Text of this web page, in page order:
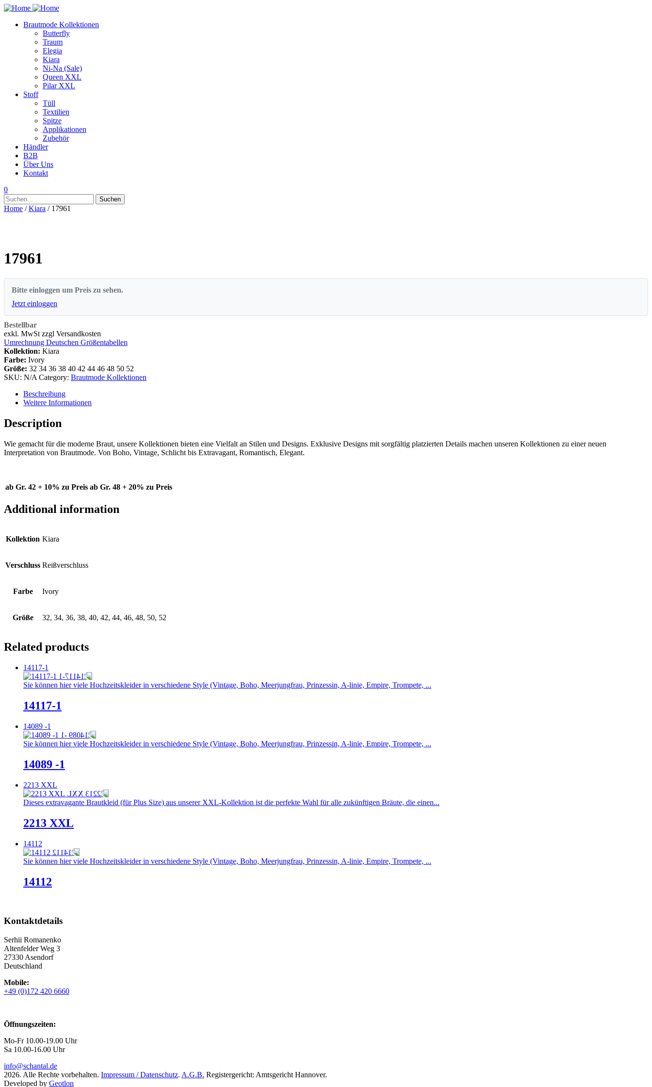
Brautmode Kollektionen
Butterfly
Traum
Elegia
Kiara
Ni-Na (Sale)
Queen XXL
Pilar XXL
Stoff
Tüll
Textilien
Spitze
Applikationen
Zubehör
Händler
B2B
Über Uns
Kontakt
0
Suchen
nach:
Suchen
Home /Kiara / 17961
17961
Bitte einloggen um Preis zu sehen.
Jetzt einloggen
Bestellbar
exkl. MwSt zzgl Versandkosten
Umrechnung Deutschen Größentabellen
Kollektion: Kiara
Farbe: Ivory
Größe: 32 34 36 38 40 42 44 46 48 50 52
SKU: N/A Category: Brautmode Kollektionen
Beschreibung
Weitere Informationen
Description
Wie gemacht für die moderne Braut, unsere Kollektionen bieten eine Vielfalt an Stilen und Designs. Exklusive Designs mit sorgfältig platzierten Details machen unseren Kollektionen zu einer neuen
Interpretation von Brautmode. Von Boho, Vintage, Schlicht bis Extravagant, Romantisch, Elegant.
ab Gr. 42 + 10% zu Preis ab Gr. 48 + 20% zu Preis
Additional information
Kollektion Kiara
Verschluss Reißverschluss
Farbe Ivory
Größe 32, 34, 36, 38, 40, 42, 44, 46, 48, 50, 52
Related products
14117-1
Sie können hier viele Hochzeitskleider in verschiedene Style (Vintage, Boho, Meerjungfrau, Prinzessin, A-linie, Empire, Trompete, ...
14117-1
14089 -1
Sie können hier viele Hochzeitskleider in verschiedene Style (Vintage, Boho, Meerjungfrau, Prinzessin, A-linie, Empire, Trompete, ...
14089 -1
2213 XXL
Dieses extravagante Brautkleid (für Plus Size) aus unserer XXL-Kollektion ist die perfekte Wahl für alle zukünftigen Bräute, die einen...
2213 XXL
14112
Sie können hier viele Hochzeitskleider in verschiedene Style (Vintage, Boho, Meerjungfrau, Prinzessin, A-linie, Empire, Trompete, ...
14112
Kontaktdetails
Serhii Romanenko
Altenfelder Weg 3
27330 Asendorf
Deutschland
Mobile:
+49 (0)172 420 6660
Öffnungszeiten:
Mo-Fr 10.00-19.00 Uhr
Sa 10.00-16.00 Uhr
info@schantal.de
2026. Alle Rechte vorbehalten. Impressum / Datenschutz. A.G.B. Registergericht: Amtsgericht Hannover.
Developed by Geotlon